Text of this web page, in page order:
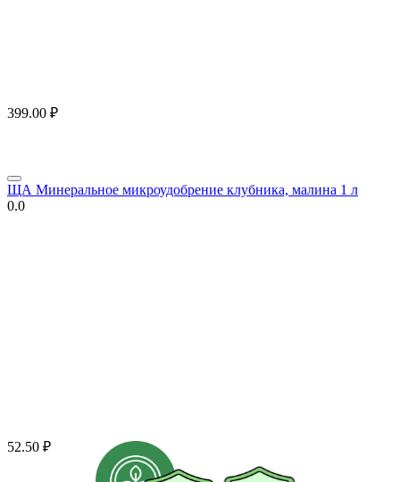
399.00 ₽
ЩА Минеральное микроудобрение клубника, малина 1 л
0.0
52.50 ₽